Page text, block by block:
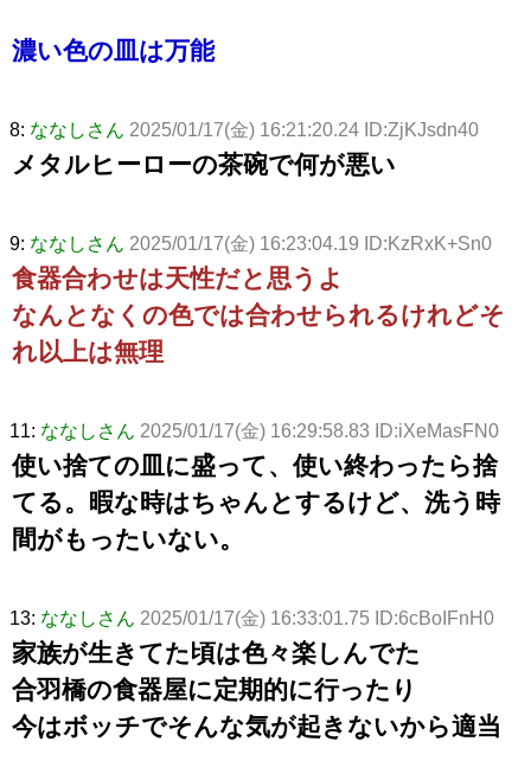
濃い色の皿は万能
8: ななしさん 2025/01/17(金) 16:21:20.24 ID:ZjKJsdn40
メタルヒーローの茶碗で何が悪い
9: ななしさん 2025/01/17(金) 16:23:04.19 ID:KzRxK+Sn0
食器合わせは天性だと思うよ
なんとなくの色では合わせられるけれどそ
れ以上は無理
11: ななしさん 2025/01/17(金) 16:29:58.83 ID:iXeMasFN0
使い捨ての皿に盛って、使い終わったら捨
てる。暇な時はちゃんとするけど、洗う時
間がもったいない。
13: ななしさん 2025/01/17(金) 16:33:01.75 ID:6cBoIFnH0
家族が生きてた頃は色々楽しんでた
合羽橋の食器屋に定期的に行ったり
今はボッチでそんな気が起きないから適当